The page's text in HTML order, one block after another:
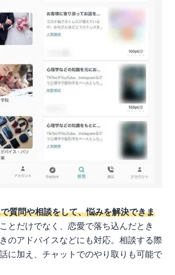
質問や相談をして、悩みを解決できま
とだけでなく、恋愛で落ち込んだとき
のアドバイスなどにも対応。相談する際
に加え、チャットでのやり取りも可能で